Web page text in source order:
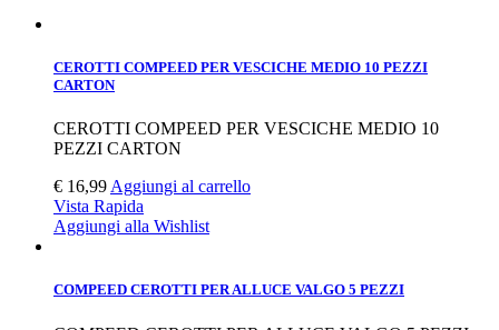
CEROTTI COMPEED PER VESCICHE MEDIO 10 PEZZI
CARTON
CEROTTI COMPEED PER VESCICHE MEDIO 10
PEZZI CARTON
€ 16,99 Aggiungi al carrello
Vista Rapida
Aggiungi alla Wishlist
COMPEED CEROTTI PER ALLUCE VALGO 5 PEZZI